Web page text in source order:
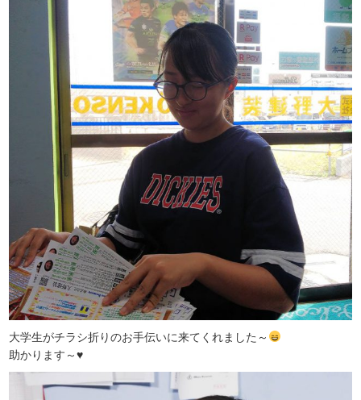
大学生がチラシ折りのお手伝いに来てくれました～
助かります～♥